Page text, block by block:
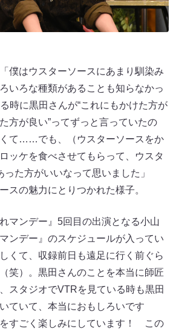
僕はウスターソースにあまり馴染み
いろな種類があることも知らなかっ
時に黒田さんが“これにもかけた方が
方が良い”ってずっと言っていたの
て……でも、（ウスターソースをか
ッケを食べさせてもらって、ウスタ
た方がいいなって思いました」
スの魅力にとりつかれた様子。
マンデー』5回目の出演となる小山
ンデー』のスケジュールが入ってい
くて、収録前日も遠足に行く前ぐら
笑）。黒田さんのことを本当に師匠
スタジオでVTRを見ている時も黒田
ていて、本当におもしろいです
すごく楽しみにしています！ この